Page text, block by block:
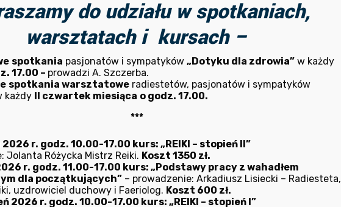
Rekrutacja
do udziału w spotkaniach,
warsztatach i kursach –
spotkania pasjonatów i sympatyków „Dotyku dla zdrowia”w każdy
17.00 – prowadzi A. Szczerba.
spotkania warsztatoweradiestetów, pasjonatów i sympatyków
każdy II czwartek miesiąca o godz. 17.00.
***
r. godz. 10.00-17.00 kurs: „REIKI – stopień II”
Jolanta Różycka Mistrz Reiki. Koszt 1350 zł.
r. godz. 11.00-17.00 kurs: „Podstawy pracy z wahadłem
dla początkujących”– prowadzenie: Arkadiusz Lisiecki – Radiesteta,
uzdrowiciel duchowy i Faeriolog. Koszt 600 zł.
2026 r. godz. 10.00-17.00 kurs: „REIKI – stopień I”